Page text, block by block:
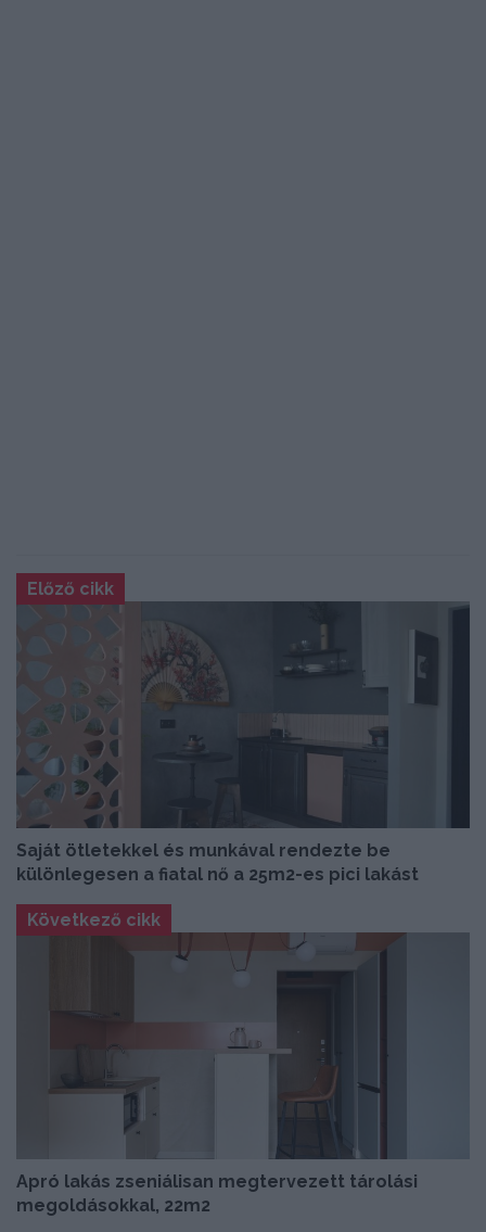
Előző cikk
Saját ötletekkel és munkával rendezte be
különlegesen a fiatal nő a 25m2-es pici lakást
Következő cikk
Apró lakás zseniálisan megtervezett tárolási
megoldásokkal, 22m2